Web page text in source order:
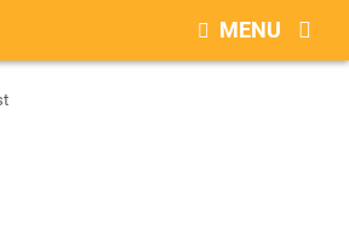
MENU